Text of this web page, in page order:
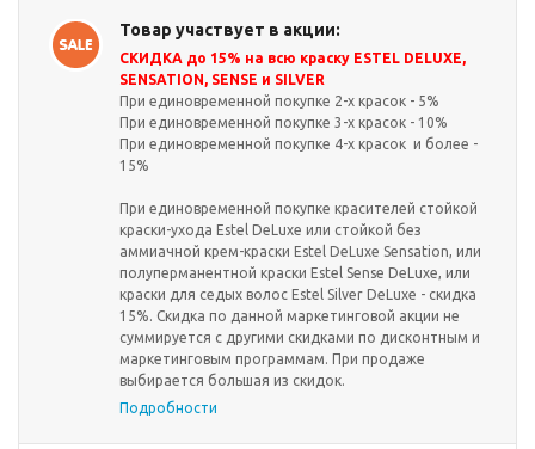
Товар участвует в акции:
СКИДКА до 15% на всю краску ESTEL DELUXE,
SENSATION, SENSE и SILVER
При единовременной покупке 2-х красок - 5%
При единовременной покупке 3-х красок - 10%
При единовременной покупке 4-х красок и более -
15%
При единовременной покупке красителей стойкой
краски-ухода Estel DeLuxe или стойкой без
аммиачной крем-краски Estel DeLuxe Sensation, или
полуперманентной краски Estel Sense DeLuxe, или
краски для седых волос Estel Silver DeLuxe - скидка
15%. Скидка по данной маркетинговой акции не
суммируется с другими скидками по дисконтным и
маркетинговым программам. При продаже
выбирается большая из скидок.
Подробности